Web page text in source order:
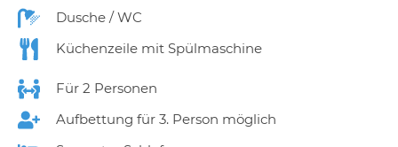
Dusche / WC
Küchenzeile mit Spülmaschine
Für 2 Personen
Aufbettung für 3. Person möglich